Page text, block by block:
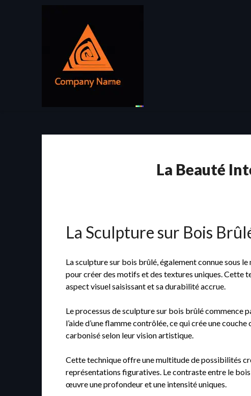
La Beauté
La Sculpture sur Bois
La sculpture sur bois brûlé, également connue sous
pour créer des motifs et des textures uniques. Cette
aspect visuel saisissant et sa durabilité accrue.
Le processus de sculpture sur bois brûlé commence
l’aide d’une flamme contrôlée, ce qui crée une
carbonisé selon leur vision artistique.
Cette technique offre une multitude de possibilités
représentations figuratives. Le contraste entre le
œuvre une profondeur et une intensité uniques.